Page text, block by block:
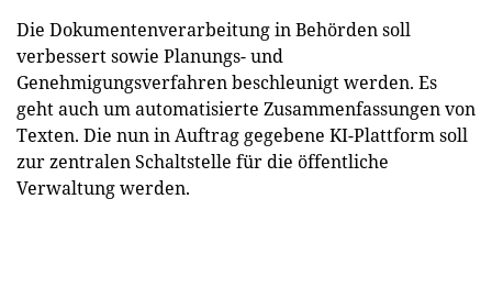
Die Dokumentenverarbeitung in Behörden soll
verbessert sowie Planungs- und
Genehmigungsverfahren beschleunigt werden. Es
geht auch um automatisierte Zusammenfassungen von
Texten. Die nun in Auftrag gegebene KI-Plattform soll
zur zentralen Schaltstelle für die öffentliche
Verwaltung werden.